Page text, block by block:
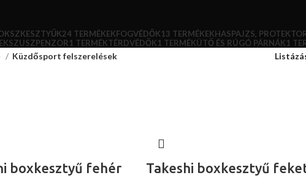
24 TERMÉKEKFOGVÉDŐK13 TERMÉKEKHASPAJZS, PROTEKTOR
SZUSZPENZOR 1 TERMÉKTÉRDVÉDŐK1 TERMÉKÜTŐ ÉS RÚGÓ PÁRNÁK1
Küzdősport felszerelések
boxkesztyű fehér
Takeshi boxkesztyű